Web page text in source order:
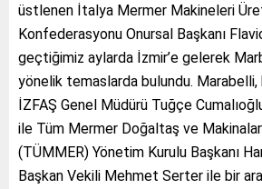
üstlenen İtalya Mermer Makineleri
Konfederasyonu Onursal Başkanı
geçtiğimiz aylarda İzmir’e gelerek
yönelik temaslarda bulundu.
İZFAŞ Genel Müdürü Tuğçe
ile Tüm Mermer Doğaltaş ve
(TÜMMER) Yönetim Kurulu Başkanı
Başkan Vekili Mehmet Serter ile bir